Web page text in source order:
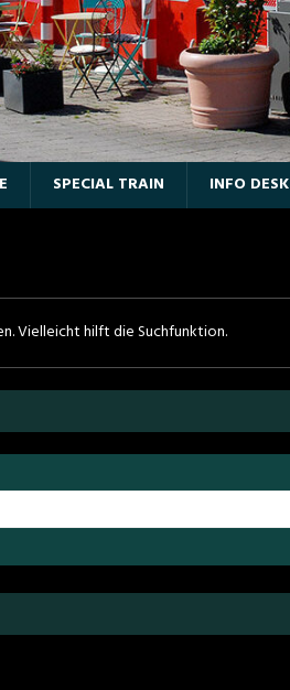
SPECIAL TRAIN INFO DESK
Vielleicht hilft die Suchfunktion.